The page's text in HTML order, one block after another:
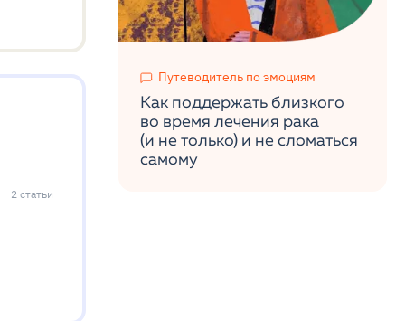
2 статьи
Путеводитель по эмоциям
Как поддержать близкого
во время лечения рака
(и не только) и не сломаться
самому